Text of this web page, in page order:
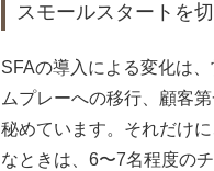
スモールスタートを
SFAの導入による変化は
ムプレーへの移行、顧客
秘めています。それだけ
なときは、6〜7名程度の